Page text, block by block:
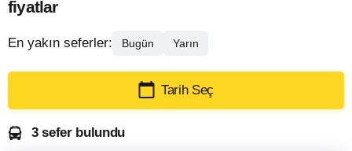
fiyatlar
En yakın seferler: Bugün Yarın
Tarih Seç
3 sefer bulundu